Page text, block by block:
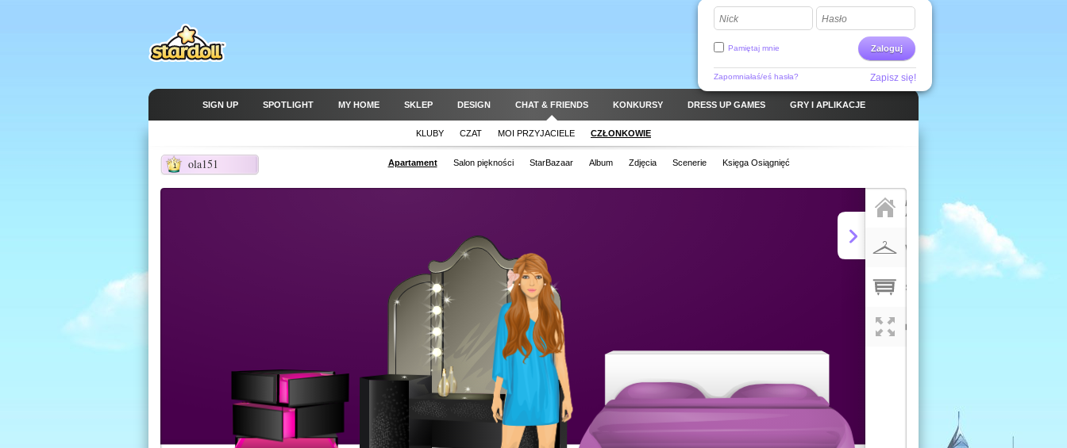
Nick Hasło
Zaloguj
Pamiętaj mnie
Zapomniałaś/eś hasła? Zapisz się!
SIGN UP SPOTLIGHT MY HOME SKLEP DESIGN CHAT & FRIENDS KONKURSY DRESS UP GAMES GRY I APLIKACJE
KLUBY CZAT MOI PRZYJACIELE CZŁONKOWIE
ola151
1 Apartament Salon piękności StarBazaar Album Zdjęcia Scenerie Księga Osiągnięć